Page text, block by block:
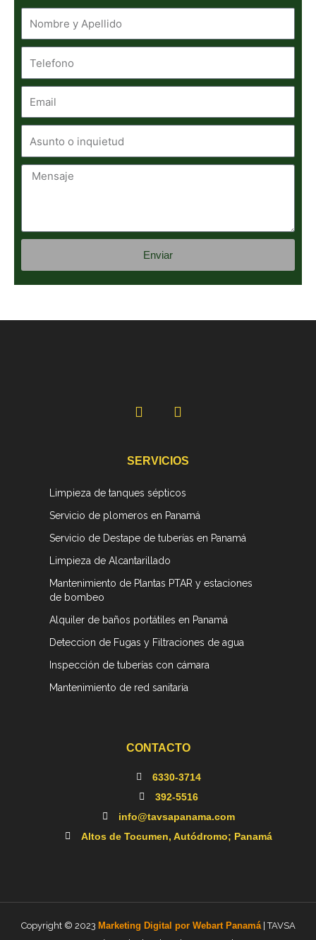
Telefono
inquietud
Mensaje
Enviar
F
a
b
o
-
I
n
a
r
m
SERVICIOS
Limpieza de tanques sépticos
Servicio de plomeros en Panamá
Servicio de Destape de tuberías en Panamá
Limpieza de Alcantarillado
Mantenimiento de Plantas PTAR y estaciones
de bombeo
Alquiler de baños portátiles en Panamá
Deteccion de Fugas y Filtraciones de agua
Inspección de tuberías con cámara
Mantenimiento de red sanitaria
CONTACTO
6330-3714
392-5516
info@tavsapanama.com
Altos de Tocumen, Autódromo; Panamá
Copyright © 2023 Marketing Digital por Webart Panamá| TAVSA